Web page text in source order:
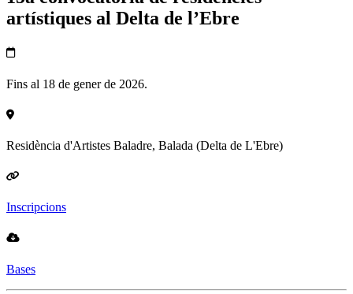
artístiques al Delta de l’Ebre
Fins al 18 de gener de 2026.
Residència d'Artistes Baladre, Balada (Delta de L'Ebre)
Inscripcions
Bases